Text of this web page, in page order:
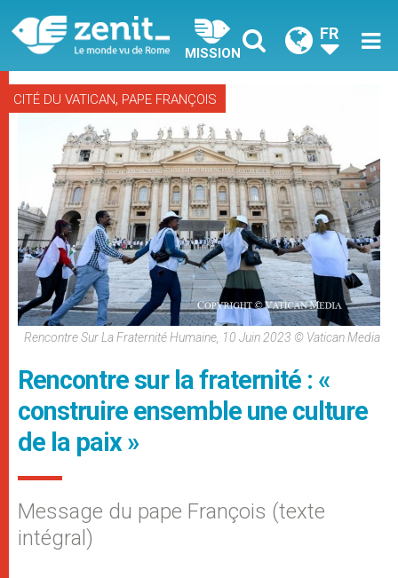
MISSION
FR
CITÉ DU VATICAN, PAPE FRANÇOIS
Rencontre Sur La Fraternité Humaine, 10 Juin 2023 © Vatican Media
Rencontre sur la fraternité : «
construire ensemble une culture
de la paix »
Message du pape François (texte
intégral)